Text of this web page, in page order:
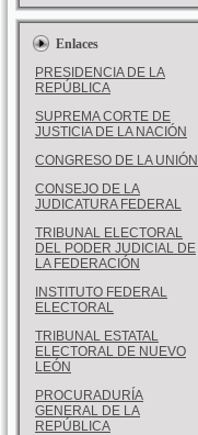
Enlaces
PRESIDENCIA DE LA
REPÚBLICA
SUPREMA CORTE DE
JUSTICIA DE LA NACIÓN
CONGRESO DE LA UNIÓN
CONSEJO DE LA
JUDICATURA FEDERAL
TRIBUNAL ELECTORAL
DEL PODER JUDICIAL DE
LA FEDERACIÓN
INSTITUTO FEDERAL
ELECTORAL
TRIBUNAL ESTATAL
ELECTORAL DE NUEVO
LEÓN
PROCURADURÍA
GENERAL DE LA
REPÚBLICA